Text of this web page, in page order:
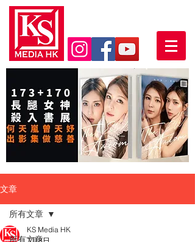
文章
所有文章
所有文章
KS Media HK